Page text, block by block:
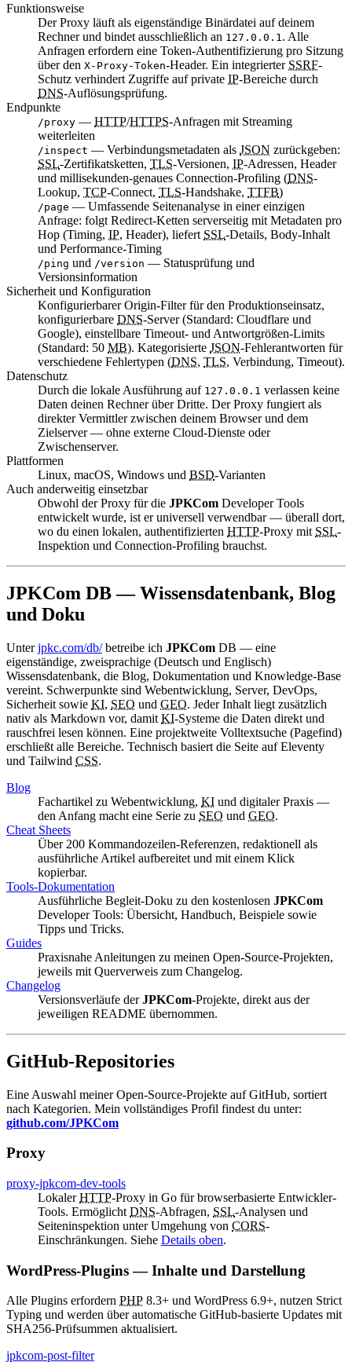
Funktionsweise
DerProxy läuft als eigenständige Binärdatei auf deinem
Rechner und bindet ausschließlich an 127.0.0.1 . Alle
Anfragen erfordern eine Token-Authentifizierung pro Sitzung
über den X-Proxy-Token-Header. Ein integrierter SSRF-
Schutz verhindert Zugriffe auf private IP-Bereiche durch
DNS-Auflösungsprüfung.
Endpunkte
/proxy — HTTP/HTTPS-Anfragen mit Streaming
weiterleiten
/inspect — Verbindungsmetadaten als JSON zurückgeben:
SSL-Zertifikatsketten, TLS-Versionen, IP-Adressen, Header
und millisekunden-genaues Connection-Profiling (DNS-
Lookup, TCP-Connect, TLS-Handshake, TTFB)
/page — Umfassende Seitenanalyse in einer einzigen
Anfrage: folgt Redirect-Ketten serverseitig mit Metadaten pro
Hop (Timing, IP, Header), liefert SSL-Details, Body-Inhalt
und Performance-Timing
/ping und /version — Statusprüfung und
Versionsinformation
Sicherheit und Konfiguration
Konfigurierbarer Origin-Filter für den Produktionseinsatz,
konfigurierbare DNS-Server (Standard: Cloudflare und
Google), einstellbare Timeout- und Antwortgrößen-Limits
(Standard: 50 MB). Kategorisierte JSON-Fehlerantworten für
verschiedene Fehlertypen (DNS, TLS, Verbindung, Timeout).
Datenschutz
Durch die lokale Ausführung auf 127.0.0.1 verlassen keine
Daten deinen Rechner über Dritte. DerProxy fungiert als
direkter Vermittler zwischen deinem Browser und dem
Zielserver — ohne externe Cloud-Dienste oder
Zwischenserver.
Plattformen
Linux, macOS, Windows und BSD-Varianten
Auch anderweitig einsetzbar
Obwohl derProxy für die JPKCom Developer Tools
entwickelt wurde, ist er universell verwendbar — überall dort,
wo du einen lokalen, authentifizierten HTTP-Proxy mit SSL-
Inspektion und Connection-Profiling brauchst.
JPKCom DB — Wissensdatenbank, Blog
und Doku
Unterjpkc.com/db/betreibe ich JPKCom DB — eine
eigenständige, zweisprachige (Deutsch und Englisch)
Wissensdatenbank, die Blog, Dokumentation und Knowledge-Base
vereint. Schwerpunkte sind Webentwicklung, Server, DevOps,
Sicherheit sowie KI, SEO und GEO. Jeder Inhalt liegt zusätzlich
nativ als Markdown vor, damit KI-Systeme die Daten direkt und
rauschfrei lesen können. Eine projektweite Volltextsuche (Pagefind)
erschließt alle Bereiche. Technisch basiert die Seite aufEleventy
und Tailwind CSS.
Blog
Fachartikel zu Webentwicklung, KI und digitaler Praxis —
den Anfang macht eine Serie zu SEO und GEO.
Cheat Sheets
Über 200 Kommandozeilen-Referenzen, redaktionell als
ausführliche Artikel aufbereitet und mit einem Klick
kopierbar.
Tools-Dokumentation
Ausführliche Begleit-Doku zu den kostenlosen JPKCom
Developer Tools: Übersicht, Handbuch, Beispiele sowie
Tipps und Tricks.
Guides
Praxisnahe Anleitungen zu meinen Open-Source-Projekten,
jeweils mit Querverweis zum Changelog.
Changelog
Versionsverläufe derJPKCom-Projekte, direkt aus der
jeweiligen README übernommen.
GitHub-Repositories
Eine Auswahl meiner Open-Source-Projekte auf GitHub, sortiert
nach Kategorien. Mein vollständiges Profil findest du unter:
github.com/JPKCom
Proxy
proxy-jpkcom-dev-tools
LokalerHTTP-Proxy in Go für browserbasierte Entwickler-
Tools. Ermöglicht DNS-Abfragen, SSL-Analysen und
Seiteninspektion unter Umgehung von CORS-
Einschränkungen. Siehe Details oben.
WordPress-Plugins — Inhalte und Darstellung
Alle Plugins erfordern PHP 8.3+ und WordPress 6.9+, nutzen Strict
Typing und werden über automatische GitHub-basierte Updates mit
SHA256-Prüfsummen aktualisiert.
jpkcom-post-filter